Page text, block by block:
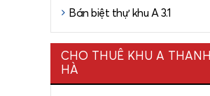
Bán biệt thự khu A 3.1
CHO THUÊ KHU A THANH
HÀ